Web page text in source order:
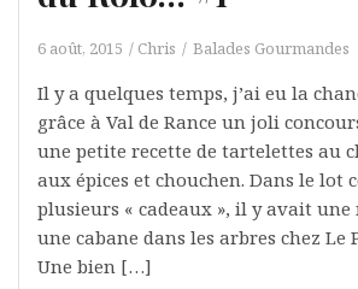
6 août, 2015 Chris Balades Gourmandes
Il y a quelques temps, j’ai eu la
grâce à Val de Rance un joli
une petite recette de tartelettes au
aux épices et chouchen. Dans le lot
plusieurs « cadeaux », il y avait
une cabane dans les arbres chez
Une bien […]